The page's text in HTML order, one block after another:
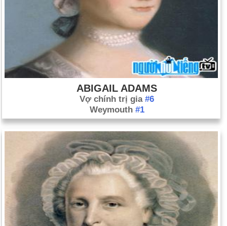
ABIGAIL ADAMS
Vợ chính trị gia #6
Weymouth #1